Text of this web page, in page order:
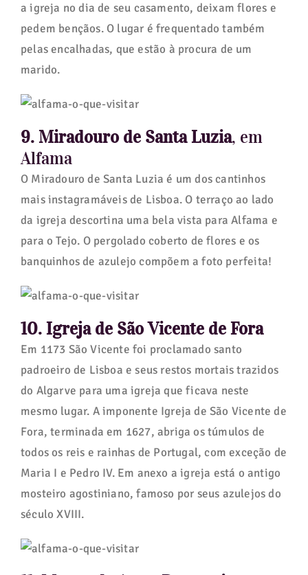
a igreja no dia de seu casamento, deixam flores e
pedem bençãos. O lugar é frequentado também
pelas encalhadas, que estão à procura de um
marido.
9. Miradouro de Santa Luzia, em
Alfama
O Miradouro de Santa Luzia é um dos cantinhos
mais instagramáveis de Lisboa. O terraço ao lado
da igreja descortina uma bela vista para Alfama e
para o Tejo. O pergolado coberto de flores e os
banquinhos de azulejo compõem a foto perfeita!
10. Igreja de São Vicente de Fora
Em 1173 São Vicente foi proclamado santo
padroeiro de Lisboa e seus restos mortais trazidos
do Algarve para uma igreja que ficava neste
mesmo lugar. A imponente Igreja de São Vicente de
Fora, terminada em 1627, abriga os túmulos de
todos os reis e rainhas de Portugal, com exceção de
Maria I e Pedro IV. Em anexo a igreja está o antigo
mosteiro agostiniano, famoso por seus azulejos do
século XVIII.